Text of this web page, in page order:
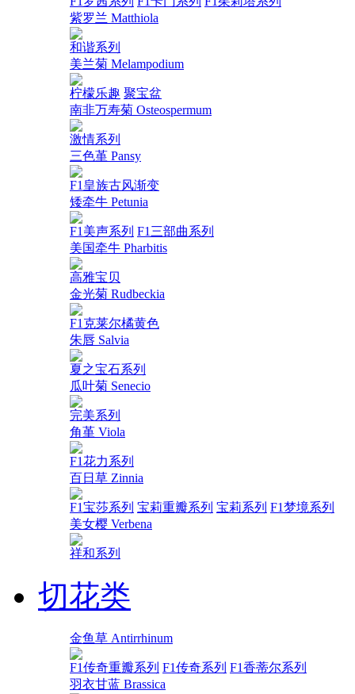
紫罗兰 Matthiola
和谐系列
美兰菊 Melampodium
柠檬乐趣 聚宝盆
南非万寿菊 Osteospermum
激情系列
三色堇 Pansy
F1皇族古风渐变
矮牵牛 Petunia
F1美声系列 F1三部曲系列
美国牵牛 Pharbitis
高雅宝贝
金光菊 Rudbeckia
F1克莱尔橘黄色
朱唇 Salvia
夏之宝石系列
瓜叶菊 Senecio
完美系列
角堇 Viola
F1花力系列
百日草 Zinnia
F1宝莎系列 宝莉重瓣系列 宝莉系列 F1梦境系列
美女樱 Verbena
祥和系列
切花类
金鱼草 Antirrhinum
F1传奇重瓣系列 F1传奇系列 F1香蒂尔系列
羽衣甘蓝 Brassica